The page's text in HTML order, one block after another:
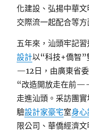
化建設、弘揚中華
交際流一起配合等方
五年來，汕頭牢記
設計以“科技+僑智”
—12日，由廣東省
“改造開放走在前
走進汕頭。采訪團
驗設計家豪宅室身
限公司、華僑經濟